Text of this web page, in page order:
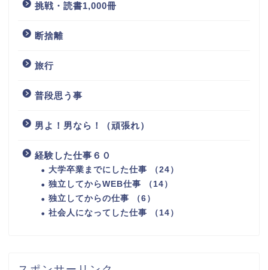
挑戦・読書1,000冊
断捨離
旅行
普段思う事
男よ！男なら！（頑張れ）
経験した仕事６０
大学卒業までにした仕事 （24）
独立してからWEB仕事 （14）
独立してからの仕事 （6）
社会人になってした仕事 （14）